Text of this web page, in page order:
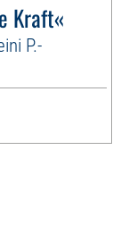
Kraft«
P.-